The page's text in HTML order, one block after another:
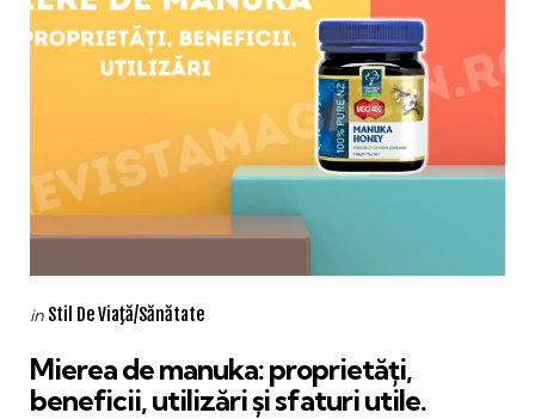
Categories
Posted
in Stil De Viaţă/Sănătate
Mierea de manuka: proprietăți,
beneficii, utilizări și sfaturi utile.